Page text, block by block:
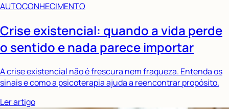
AUTOCONHECIMENTO
Crise existencial: quando a vida perde
o sentido e nada parece importar
A crise existencial não é frescura nem fraqueza. Entenda os
sinais e como a psicoterapia ajuda a reencontrar propósito.
Ler artigo